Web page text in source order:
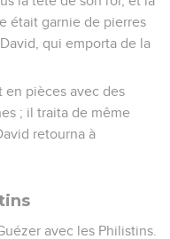
était garnie de pierres
qui emporta de la
en pièces avec des
; il traita de même
retourna à
avec les Philistins.